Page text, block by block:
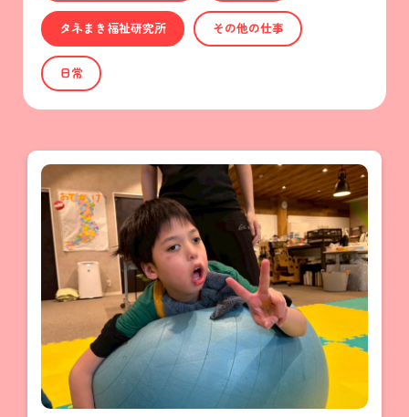
タネまき福祉研究所 その他の仕事
日常